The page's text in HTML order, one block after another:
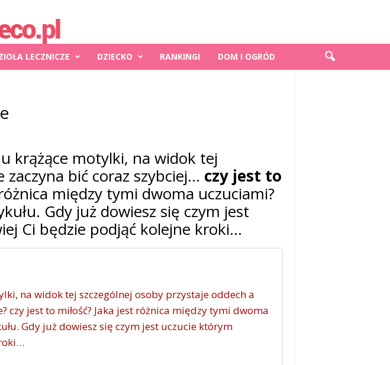
LECZNICZE DZIECKO RANKINGI DOM I OGRÓD
krążące motylki, na widok tej
zaczyna bić coraz szybciej… czy jest to
między tymi dwoma uczuciami?
Gdy już dowiesz się czym jest
Ci będzie podjąć kolejne kroki…
na widok tej szczególnej osoby przystaje oddech a
czy jest to miłość? Jaka jest różnica między tymi dwoma
Gdy już dowiesz się czym jest uczucie którym